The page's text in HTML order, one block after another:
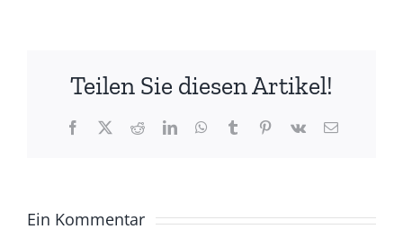
Teilen Sie diesen Artikel!
Facebook
X RedditLinkedInWhatsApp
TumblrPinterest
Vk
E-
Ein Kommentar